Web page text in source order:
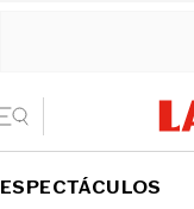
ESPECTÁCULOS